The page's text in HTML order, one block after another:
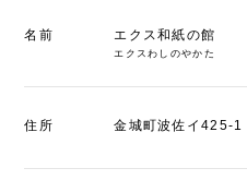
名前 エクス和紙の館
エクスわしのやかた
住所 金城町波佐イ425-1